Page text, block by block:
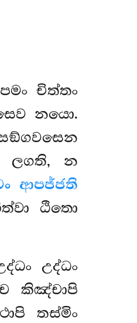
චිත්තං
නයො.
ලගති, න
ආපජ්ජති
ඨිතො
උද්ධං
කිඤ්චාපි
තස්මිං